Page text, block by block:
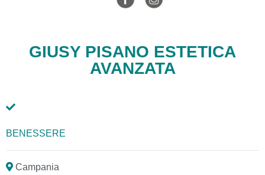
GIUSY PISANO ESTETICA
AVANZATA
BENESSERE
Campania